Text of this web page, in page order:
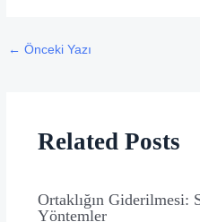
← Önceki Yazı
Related Posts
Ortaklığın Giderilmesi:
Yöntemler